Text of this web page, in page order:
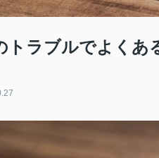
トラブルでよくあ